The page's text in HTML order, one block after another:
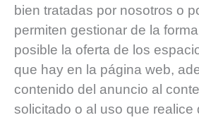
bien tratadas por nosotros o
permiten gestionar de la
posible la oferta de los
que hay en la página web,
contenido del anuncio al
solicitado o al uso que realice